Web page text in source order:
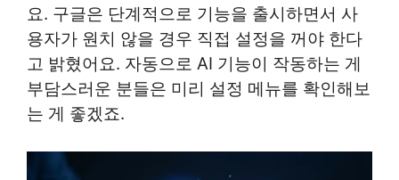
요. 구글은 단계적으로 기능을 출시하면서 사
용자가 원치 않을 경우 직접 설정을 꺼야 한다
고 밝혔어요. 자동으로 AI 기능이 작동하는 게
부담스러운 분들은 미리 설정 메뉴를 확인해보
는 게 좋겠죠.